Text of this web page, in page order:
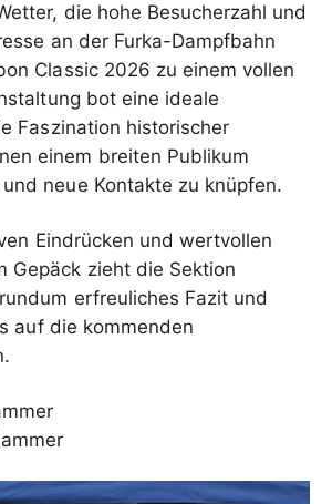
die hohe Besucherzahl und
an der Furka-Dampfbahn
Classic 2026 zu einem vollen
bot eine ideale
Faszination historischer
einem breiten Publikum
neue Kontakte zu knüpfen.
Eindrücken und wertvollen
Gepäck zieht die Sektion
erfreuliches Fazit und
auf die kommenden